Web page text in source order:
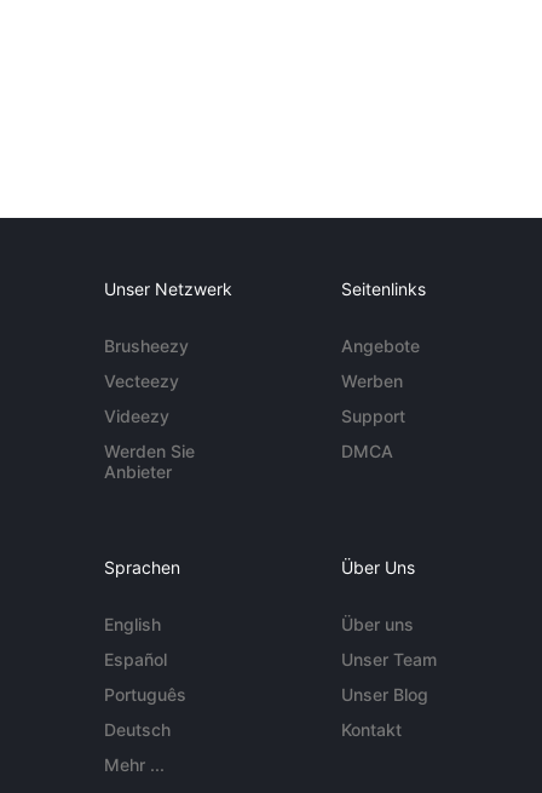
Unser Netzwerk
Brusheezy
Vecteezy
Videezy
Werden Sie
Anbieter
Seitenlinks
Angebote
Werben
Support
DMCA
Sprachen
English
Español
Português
Deutsch
Mehr ...
Über Uns
Über uns
Unser Team
Unser Blog
Kontakt